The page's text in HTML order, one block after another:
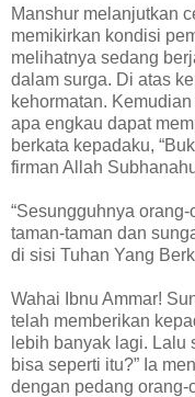
Manshur melanjutkan
memikirkan kondisi
melihatnya sedang
dalam surga. Di atas
kehormatan.
apa engkau dapat
berkata kepadaku,
firman Allah
“Sesungguhnya
taman-taman dan
di sisi Tuhan Yang
Wahai Ibnu Ammar!
telah memberikan
lebih banyak lagi. Lalu
bisa seperti itu?” Ia
dengan pedang orang-